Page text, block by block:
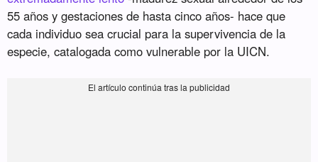
55 años y gestaciones de hasta cinco años- hace que
cada individuo sea crucial para la supervivencia de la
especie, catalogada como vulnerable por la UICN.